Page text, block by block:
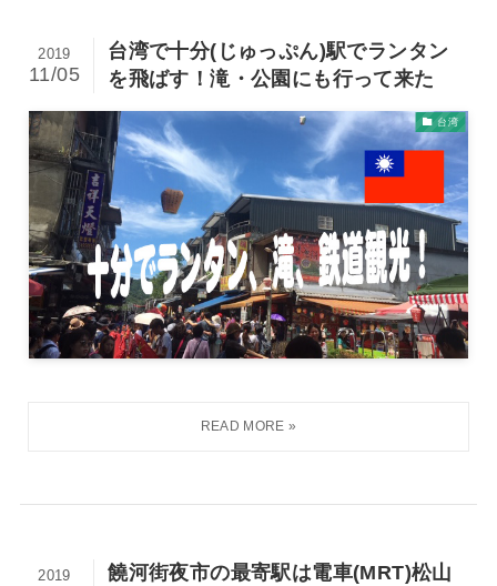
台湾で十分(じゅっぷん)駅でランタン
を飛ばす！滝・公園にも行って来た
2019
11/05
台湾
饒河街夜市の最寄駅は電車(MRT)松山
2019